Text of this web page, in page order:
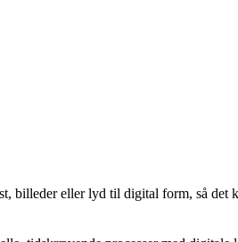
billeder eller lyd til digital form, så det